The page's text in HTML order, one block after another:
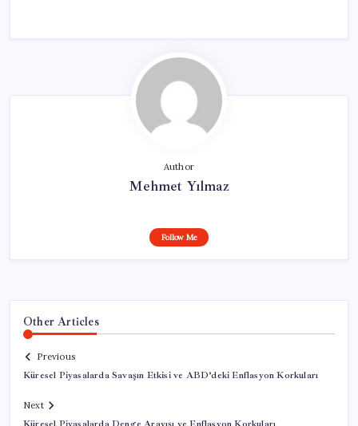
Author
Mehmet Yılmaz
Follow Me
Other Articles
Previous
Küresel Piyasalarda Savaşın Etkisi ve ABD’deki Enflasyon Korkuları
Next